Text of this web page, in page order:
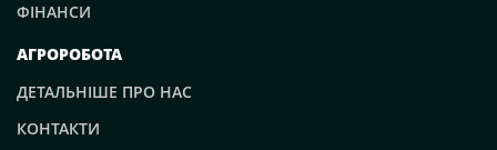
ФІНАНСИ
АГРОРОБОТА
ДЕТАЛЬНІШЕ ПРО НАС
КОНТАКТИ